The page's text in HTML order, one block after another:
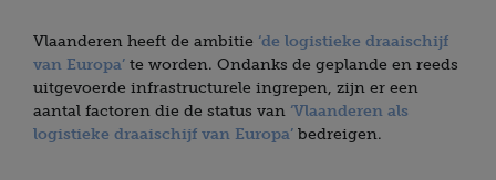
Vlaanderen heeft de ambitie ‘de logistieke draaischijf
van Europa’ te worden. Ondanks de geplande en reeds
uitgevoerde infrastructurele ingrepen, zijn er een
aantal factoren die de status van ‘Vlaanderen als
logistieke draaischijf van Europa’ bedreigen.